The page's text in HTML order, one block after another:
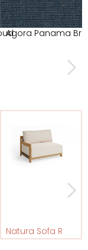
Agora Panama
Natura Sofa R